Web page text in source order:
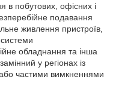
в побутових, офісних і
подавання
живлення пристроїв,
обладнання та інша
у регіонах із
частими вимкненнями